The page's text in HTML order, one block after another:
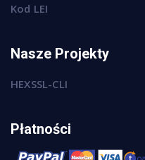
Kod LEI
Nasze Projekty
HEXSSL-CLI
Płatności